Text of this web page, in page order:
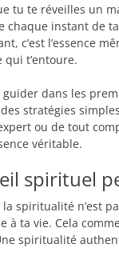
tu te réveilles un
chaque instant de
c’est l’essence
t’entoure.
dans les
stratégies
ou de tout
véritable.
spirituel
spiritualité n’est
à ta vie. Cela
spiritualité